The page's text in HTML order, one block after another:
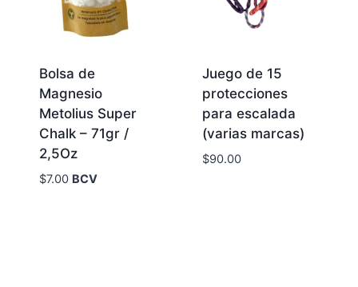
Bolsa de
Magnesio
Metolius Super
Chalk – 71gr /
2,5Oz
$7.00 BCV
Juego de 15
protecciones
para escalada
(varias marcas)
$90.00